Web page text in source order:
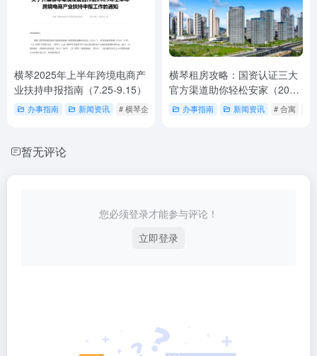
横琴2025年上半年跨境电商产
业扶持申报指南（7.25-9.15）
办事指南 新闻资讯 # 横琴企业"品牌出海"支持 # 横琴企业物流投保补助
横琴租房攻略：国资认证三大
官方渠道助你轻松安家（2025
最新版）
办事指南 新闻资讯 # 合寓
暂无评论
您必须登录才能参与评论！
立即登录